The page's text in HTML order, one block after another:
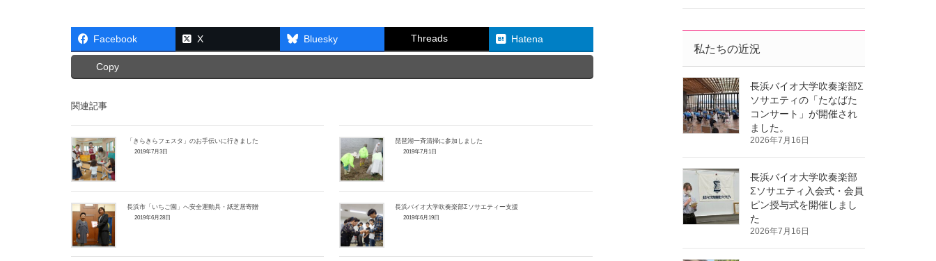
Facebook X Bluesky Threads Hatena
Copy
関連記事
「きらきらフェスタ」のお手伝いに行きました
2019年7月3日
琵琶湖一斉清掃に参加しました
2019年7月1日
長浜市「いちご園」へ安全運動具・紙芝居寄贈
2019年6月28日
長浜バイオ大学吹奏楽部Σソサエティー支援
2019年6月19日
私たちの近況
長浜バイオ大学吹奏楽部Σ
ソサエティの「たなばた
コンサート」が開催され
ました。
2026年7月16日
長浜バイオ大学吹奏楽部
Σソサエティ入会式・会員
ピン授与式を開催しまし
た
2026年7月16日